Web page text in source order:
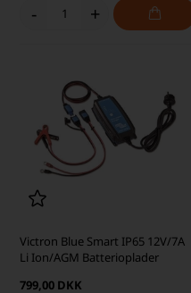
- +
Victron Blue Smart IP65 12V/7A
Li Ion/AGM Batterioplader
799,00 DKK